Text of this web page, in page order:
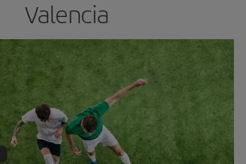
Valencia